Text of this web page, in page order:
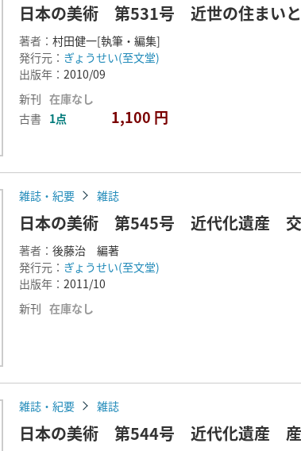
日本の美術 第531号 近世の住まい
著者： 村田健一[執筆・編集]
発行元： ぎょうせい(至文堂)
出版年： 2010/09
新刊 在庫なし
古書 1点 1,100 円
雑誌・紀要 雑誌
日本の美術 第545号 近代化遺産
著者： 後藤治 編著
発行元： ぎょうせい(至文堂)
出版年： 2011/10
新刊 在庫なし
雑誌・紀要 雑誌
日本の美術 第544号 近代化遺産